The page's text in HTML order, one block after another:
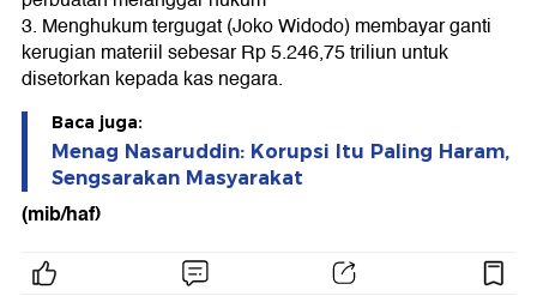
3. Menghukum tergugat (Joko Widodo) membayar ganti
kerugian materiil sebesar Rp 5.246,75 triliun untuk
disetorkan kepada kas negara.
Baca juga:
Menag Nasaruddin: Korupsi Itu Paling Haram,
Sengsarakan Masyarakat
(mib/haf)